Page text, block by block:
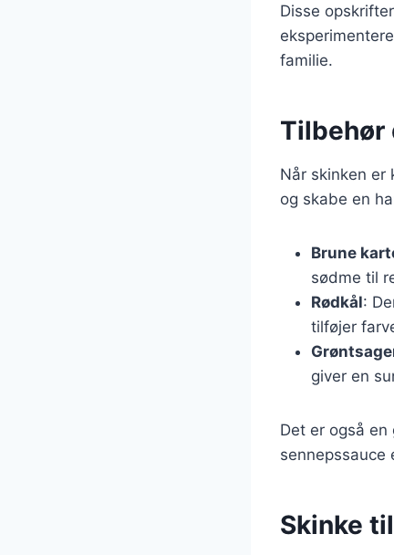
Disse
familie.
Tilbehør
Når skinken
og skabe en
Brune
sødme til
Rødkål:
tilføjer
giver en
Det er også
sennepssauce
Skinke